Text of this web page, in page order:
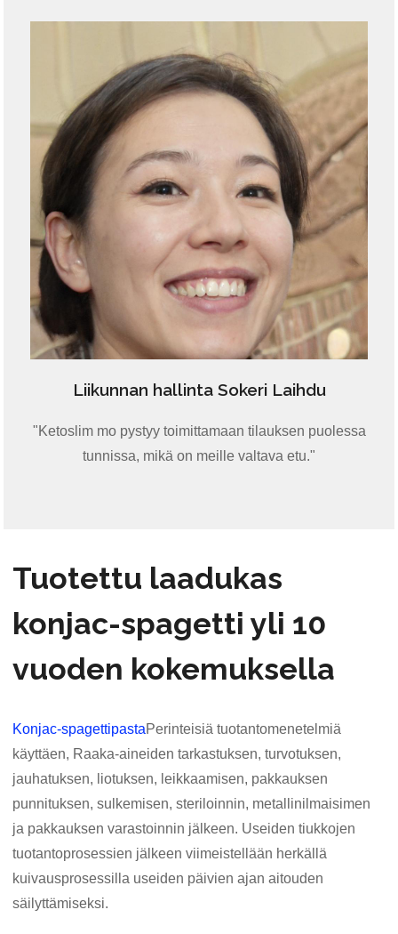
Liikunnan hallinta Sokeri Laihdu
"Ketoslim mo pystyy toimittamaan tilauksen puolessa
tunnissa, mikä on meille valtava etu."
Tuotettu laadukas
konjac-spagetti yli 10
vuoden kokemuksella
Konjac-spagettipastaPerinteisiä tuotantomenetelmiä
käyttäen, Raaka-aineiden tarkastuksen, turvotuksen,
jauhatuksen, liotuksen, leikkaamisen, pakkauksen
punnituksen, sulkemisen, steriloinnin, metallinilmaisimen
ja pakkauksen varastoinnin jälkeen. Useiden tiukkojen
tuotantoprosessien jälkeen viimeistellään herkällä
kuivausprosessilla useiden päivien ajan aitouden
säilyttämiseksi.